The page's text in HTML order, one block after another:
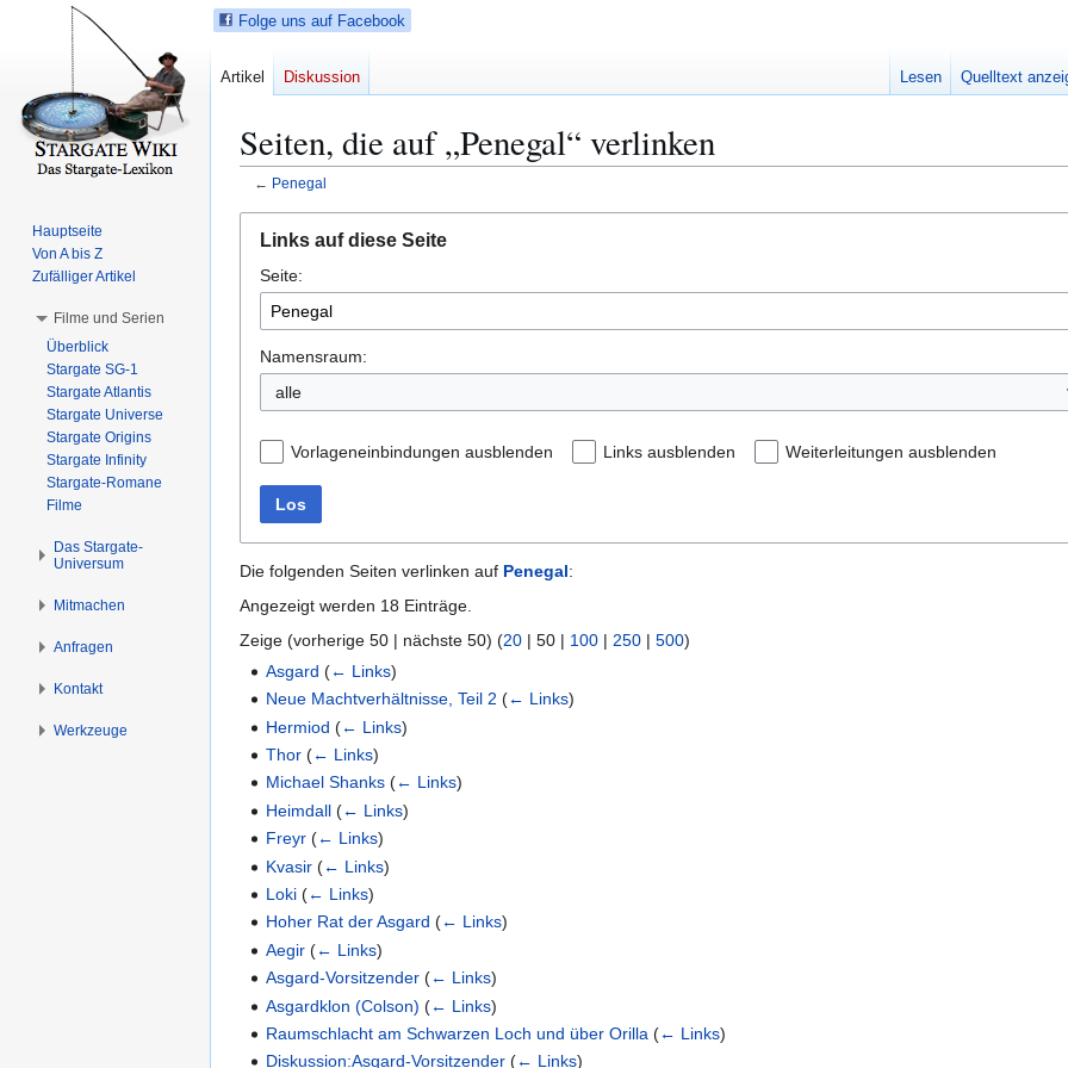
Seiten, die auf „Penegal“ verlinken
← Penegal
n
s
r
i
n
g
n
Links auf diese Seite
Seite:
Namensraum:
alle
Vorlageneinbindungen ausblenden Links ausblenden Weiterleitungen ausblenden
Los
Die folgenden Seiten verlinken auf Penegal:
Angezeigt werden 18 Einträge.
Zeige (vorherige 50 | nächste 50) (20 | 50 | 100 | 250 | 500)
Asgard (← Links)
Neue Machtverhältnisse, Teil 2 (← Links)
Hermiod (← Links)
Thor (← Links)
Michael Shanks (← Links)
Heimdall (← Links)
Freyr (← Links)
Kvasir (← Links)
Loki (← Links)
Hoher Rat der Asgard (← Links)
Aegir (← Links)
Asgard-Vorsitzender (← Links)
Asgardklon (Colson) (← Links)
Raumschlacht am Schwarzen Loch und über Orilla (← Links)
Diskussion:Asgard-Vorsitzender (← Links)
Folge uns auf Facebook
Artikel Diskussion Lesen Quelltext
Hauptseite
Von A bis Z
Zufälliger Artikel
Filme und Serien
Überblick
Stargate SG-1
Stargate Atlantis
Stargate Universe
Stargate Origins
Stargate Infinity
Stargate-Romane
Filme
Das Stargate-
Universum
Mitmachen
Anfragen
Kontakt
Werkzeuge